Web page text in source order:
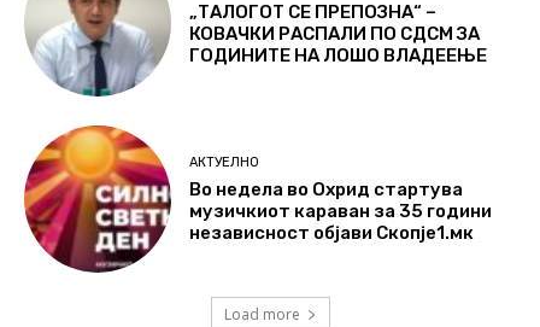
„ТАЛОГОТ СЕ ПРЕПОЗНА“ –
КОВАЧКИ РАСПАЛИ ПО СДСМ ЗА
ГОДИНИТЕ НА ЛОШО ВЛАДЕЕЊЕ
АКТУЕЛНО
Во недела во Охрид стартува
музичкиот караван за 35 години
независност објави Скопје1.мк
Load more